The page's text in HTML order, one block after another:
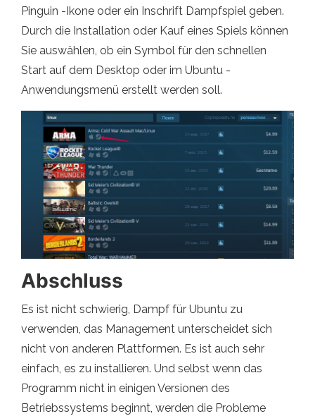
Pinguin -Ikone oder ein Inschrift Dampfspiel geben.
Durch die Installation oder Kauf eines Spiels können
Sie auswählen, ob ein Symbol für den schnellen
Start auf dem Desktop oder im Ubuntu -
Anwendungsmenü erstellt werden soll.
Abschluss
Es ist nicht schwierig, Dampf für Ubuntu zu
verwenden, das Management unterscheidet sich
nicht von anderen Plattformen. Es ist auch sehr
einfach, es zu installieren. Und selbst wenn das
Programm nicht in einigen Versionen des
Betriebssystems beginnt, werden die Probleme